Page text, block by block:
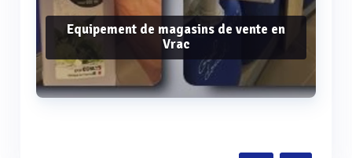
Equipement de magasins de vente en
Vrac